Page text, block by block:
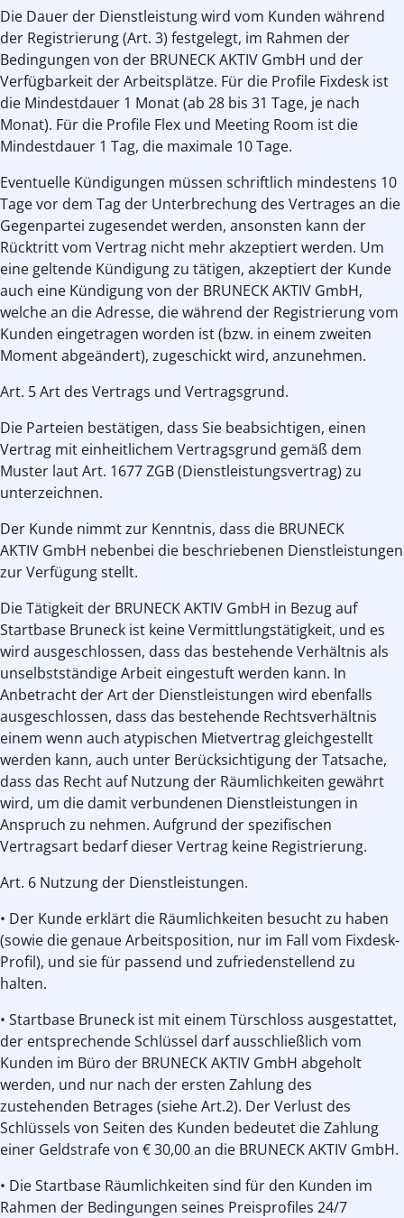
Die Dauer der Dienstleistung wird vom Kunden während
der Registrierung (Art. 3) festgelegt, im Rahmen der
Bedingungen von der BRUNECK AKTIV GmbH und der
Verfügbarkeit der Arbeitsplätze. Für die Profile Fixdesk ist
die Mindestdauer 1 Monat (ab 28 bis 31 Tage, je nach
Monat). Für die Profile Flex und Meeting Room ist die
Mindestdauer 1 Tag, die maximale 10 Tage.
Eventuelle Kündigungen müssen schriftlich mindestens 10
Tage vor dem Tag der Unterbrechung des Vertrages an die
Gegenpartei zugesendet werden, ansonsten kann der
Rücktritt vom Vertrag nicht mehr akzeptiert werden. Um
eine geltende Kündigung zu tätigen, akzeptiert der Kunde
auch eine Kündigung von der BRUNECK AKTIV GmbH,
welche an die Adresse, die während der Registrierung vom
Kunden eingetragen worden ist (bzw. in einem zweiten
Moment abgeändert), zugeschickt wird, anzunehmen.
Art. 5 Art des Vertrags und Vertragsgrund.
Die Parteien bestätigen, dass Sie beabsichtigen, einen
Vertrag mit einheitlichem Vertragsgrund gemäß dem
Muster laut Art. 1677 ZGB (Dienstleistungsvertrag) zu
unterzeichnen.
Der Kunde nimmt zur Kenntnis, dass die BRUNECK
AKTIV GmbH nebenbei die beschriebenen Dienstleistungen
zur Verfügung stellt.
Die Tätigkeit der BRUNECK AKTIV GmbH in Bezug auf
Startbase Bruneck ist keine Vermittlungstätigkeit, und es
wird ausgeschlossen, dass das bestehende Verhältnis als
unselbstständige Arbeit eingestuft werden kann. In
Anbetracht der Art der Dienstleistungen wird ebenfalls
ausgeschlossen, dass das bestehende Rechtsverhältnis
einem wenn auch atypischen Mietvertrag gleichgestellt
werden kann, auch unter Berücksichtigung der Tatsache,
dass das Recht auf Nutzung der Räumlichkeiten gewährt
wird, um die damit verbundenen Dienstleistungen in
Anspruch zu nehmen. Aufgrund der spezifischen
Vertragsart bedarf dieser Vertrag keine Registrierung.
Art. 6 Nutzung der Dienstleistungen.
• Der Kunde erklärt die Räumlichkeiten besucht zu haben
(sowie die genaue Arbeitsposition, nur im Fall vom Fixdesk-
Profil), und sie für passend und zufriedenstellend zu
halten.
• Startbase Bruneck ist mit einem Türschloss ausgestattet,
der entsprechende Schlüssel darf ausschließlich vom
Kunden im Büro der BRUNECK AKTIV GmbH abgeholt
werden, und nur nach der ersten Zahlung des
zustehenden Betrages (siehe Art.2). Der Verlust des
Schlüssels von Seiten des Kunden bedeutet die Zahlung
einer Geldstrafe von € 30,00 an die BRUNECK AKTIV GmbH.
• Die Startbase Räumlichkeiten sind für den Kunden im
Rahmen der Bedingungen seines Preisprofiles 24/7